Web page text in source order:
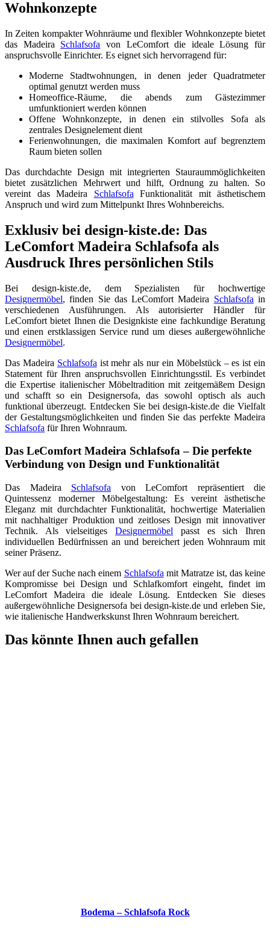
Wohnkonzepte
In Zeiten kompakter Wohnräume und flexibler Wohnkonzepte bietet
das Madeira Schlafsofa von LeComfort die ideale Lösung für
anspruchsvolle Einrichter. Es eignet sich hervorragend für:
Moderne Stadtwohnungen, in denen jeder Quadratmeter
optimal genutzt werden muss
Homeoffice-Räume, die abends zum Gästezimmer
umfunktioniert werden können
Offene Wohnkonzepte, in denen ein stilvolles Sofa als
zentrales Designelement dient
Ferienwohnungen, die maximalen Komfort auf begrenztem
Raum bieten sollen
Das durchdachte Design mit integrierten Stauraummöglichkeiten
bietet zusätzlichen Mehrwert und hilft, Ordnung zu halten. So
vereint das Madeira Schlafsofa Funktionalität mit ästhetischem
Anspruch und wird zum Mittelpunkt Ihres Wohnbereichs.
Exklusiv bei design-kiste.de: Das
LeComfort Madeira Schlafsofa als
Ausdruck Ihres persönlichen Stils
Bei design-kiste.de, dem Spezialisten für hochwertige
Designermöbel, finden Sie das LeComfort Madeira Schlafsofa in
verschiedenen Ausführungen. Als autorisierter Händler für
LeComfort bietet Ihnen die Designkiste eine fachkundige Beratung
und einen erstklassigen Service rund um dieses außergewöhnliche
Designermöbel.
Das Madeira Schlafsofa ist mehr als nur ein Möbelstück – es ist ein
Statement für Ihren anspruchsvollen Einrichtungsstil. Es verbindet
die Expertise italienischer Möbeltradition mit zeitgemäßem Design
und schafft so ein Designersofa, das sowohl optisch als auch
funktional überzeugt. Entdecken Sie bei design-kiste.de die Vielfalt
der Gestaltungsmöglichkeiten und finden Sie das perfekte Madeira
Schlafsofa für Ihren Wohnraum.
Das LeComfort Madeira Schlafsofa – Die perfekte
Verbindung von Design und Funktionalität
Das Madeira Schlafsofa von LeComfort repräsentiert die
Quintessenz moderner Möbelgestaltung: Es vereint ästhetische
Eleganz mit durchdachter Funktionalität, hochwertige Materialien
mit nachhaltiger Produktion und zeitloses Design mit innovativer
Technik. Als vielseitigesDesignermöbel passt es sich Ihren
individuellen Bedürfnissen an und bereichert jeden Wohnraum mit
seiner Präsenz.
Wer auf der Suche nach einem Schlafsofa mit Matratze ist, das keine
Kompromisse bei Design und Schlafkomfort eingeht, findet im
LeComfort Madeira die ideale Lösung. Entdecken Sie dieses
außergewöhnliche Designersofa bei design-kiste.de und erleben Sie,
wie italienische Handwerkskunst Ihren Wohnraum bereichert.
Das könnte Ihnen auch gefallen
Bodema – Schlafsofa Rock